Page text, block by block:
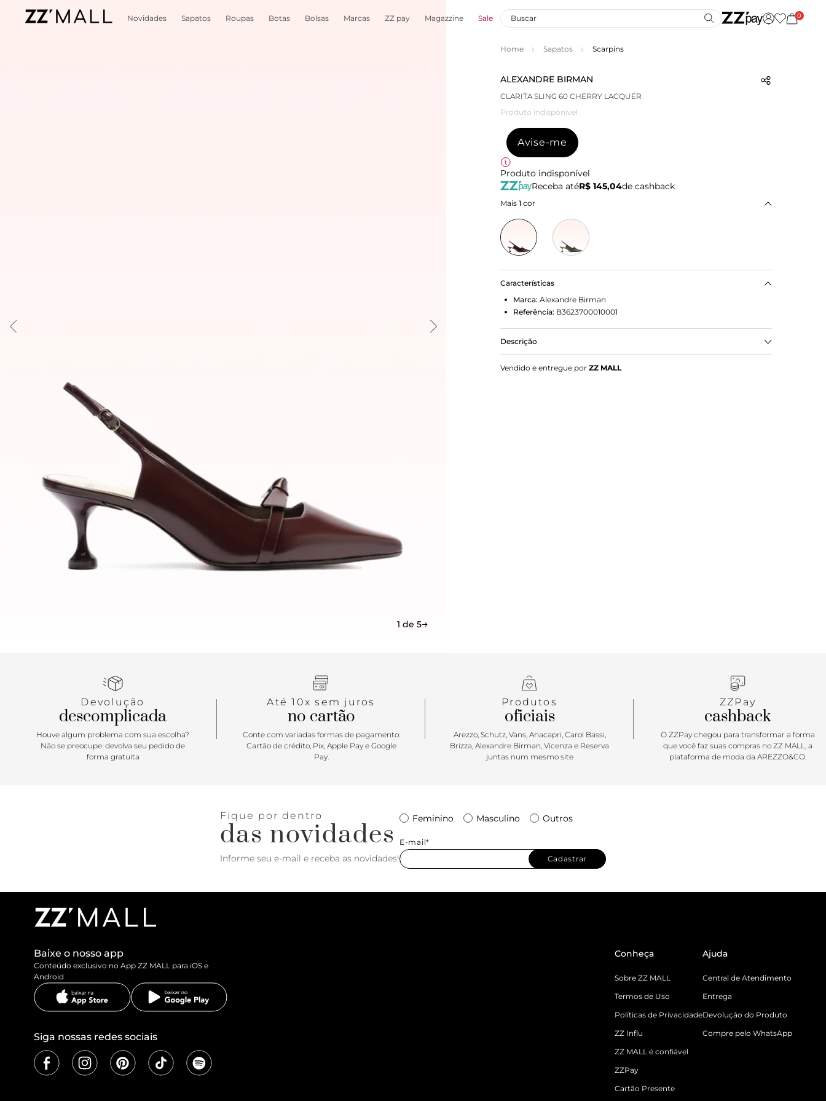
Novidades Sapatos Roupas Botas Bolsas Marcas ZZ pay Magazzine Sale 0
1 de 5
Home Sapatos Scarpins
ALEXANDRE BIRMAN
CLARITA SLING 60 CHERRY LACQUER
Produto indisponível
Avise-me
Produto indisponível
Receba atéR$ 145,04de cashback
Mais 1 cor
Características
Marca: Alexandre Birman
Referência: B3623700010001
Descrição
Clarita Birman Sling 60 Cherry Lacquer
Vendido e entregue por ZZ MALL
Devolução
descomplicada
Houve algum problema com sua escolha?
Não se preocupe: devolva seu pedido de
forma gratuita
Até 10x sem juros
no cartão
Conte com variadas formas de pagamento:
Cartão de crédito, Pix, Apple Pay e Google
Pay.
Produtos
oficiais
Arezzo, Schutz, Vans, Anacapri, Carol Bassi,
Brizza, Alexandre Birman, Vicenza e Reserva
juntas num mesmo site
ZZPay
cashback
O ZZPay chegou para transformar a forma
que você faz suas compras no ZZ MALL, a
plataforma de moda da AREZZO&CO.
Fique por dentro
das novidades
Informe seu e-mail e receba as novidades!
Feminino Masculino Outros
E-mail*
Cadastrar
Baixe o nosso app
Conteúdo exclusivo no App ZZ MALL para iOS e
Android
Siga nossas redes sociais
Conheça
Sobre ZZ MALL
Termos de Uso
Políticas de Privacidade
ZZ Influ
ZZ MALL é confiável
ZZPay
Cartão Presente
Ajuda
Central de Atendimento
Entrega
Devolução do Produto
Compre pelo WhatsApp